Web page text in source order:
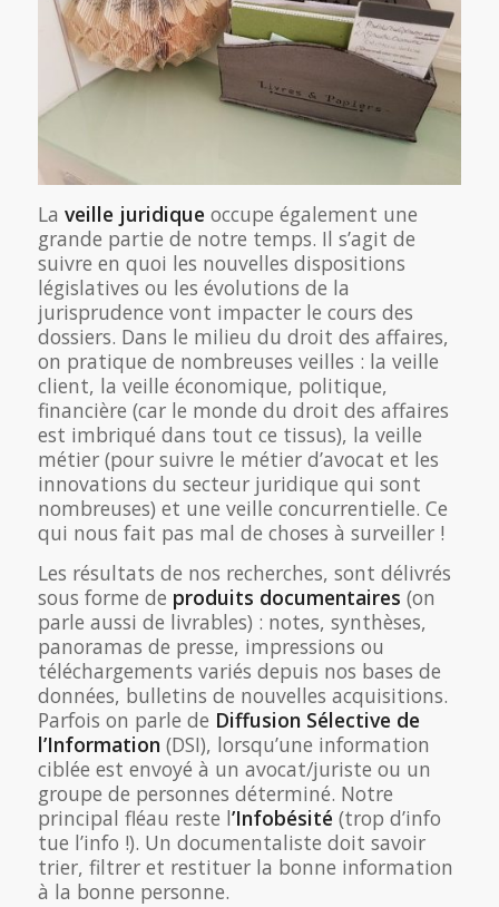
La veille juridique occupe également une
grande partie de notre temps. Il s’agit de
suivre en quoi les nouvelles dispositions
législatives ou les évolutions de la
jurisprudence vont impacter le cours des
dossiers. Dans le milieu du droit des affaires,
on pratique de nombreuses veilles : la veille
client, la veille économique, politique,
financière (car le monde du droit des affaires
est imbriqué dans tout ce tissus), la veille
métier (pour suivre le métier d’avocat et les
innovations du secteur juridique qui sont
nombreuses) et une veille concurrentielle. Ce
qui nous fait pas mal de choses à surveiller !
Les résultats de nos recherches, sont délivrés
sous forme de produits documentaires (on
parle aussi de livrables) : notes, synthèses,
panoramas de presse, impressions ou
téléchargements variés depuis nos bases de
données, bulletins de nouvelles acquisitions.
Parfois on parle de Diffusion Sélective de
l’Information (DSI), lorsqu’une information
ciblée est envoyé à un avocat/juriste ou un
groupe de personnes déterminé. Notre
principal fléau reste l’Infobésité (trop d’info
tue l’info !). Un documentaliste doit savoir
trier, filtrer et restituer la bonne information
à la bonne personne.